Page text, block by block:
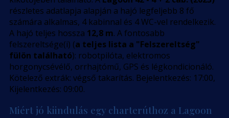
részletes adatlapja alapján a hajó legfeljebb 8 fő
számára alkalmas, 4 kabinnal és 4 WC-vel rendelkezik.
A hajó teljes hossza 12,8 m. A fontosabb
felszereltsége(i) (a teljes lista a "Felszereltség"
fülön található): robotpilóta, elektromos
horgonycsévélő, orrhajtómű, GPS és légkondicionáló.
Kötelező extrák: végső takarítás. Bejelentkezés: 17:00,
Kijelentkezés: 09:00.
Miért jó kiindulás egy charterúthoz a Lagoon